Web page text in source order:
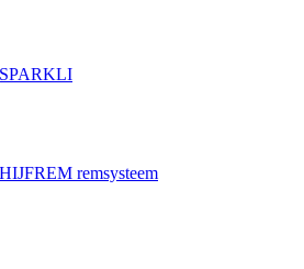
remsysteem